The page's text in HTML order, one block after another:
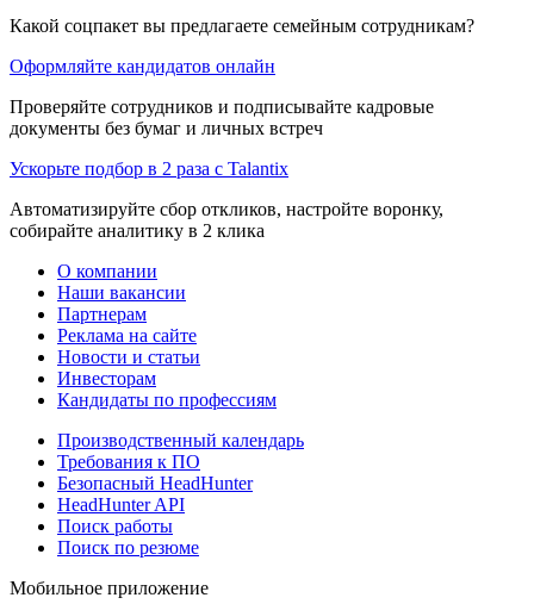
Какой соцпакет вы предлагаете семейным сотрудникам?
Оформляйте кандидатов онлайн
Проверяйте сотрудников и подписывайте кадровые
документы без бумаг и личных встреч
Ускорьте подбор в 2 раза с Talantix
Автоматизируйте сбор откликов, настройте воронку,
собирайте аналитику в 2 клика
О компании
Наши вакансии
Партнерам
Реклама на сайте
Новости и статьи
Инвесторам
Кандидаты по профессиям
Производственный календарь
Требования к ПО
Безопасный HeadHunter
HeadHunter API
Поиск работы
Поиск по резюме
Мобильное приложение